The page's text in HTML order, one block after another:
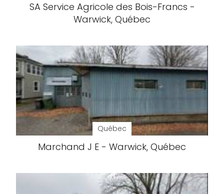
SA Service Agricole des Bois-Francs -
Warwick, Québec
Québec
Marchand J E - Warwick, Québec